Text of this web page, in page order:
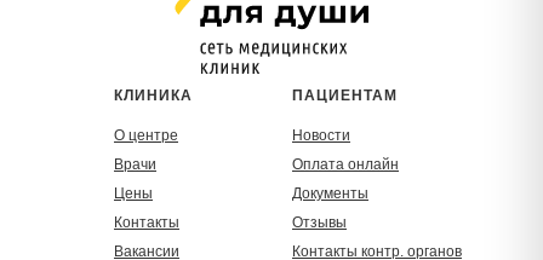
КЛИНИКА
О центре
Врачи
Цены
Контакты
Вакансии
ПАЦИЕНТАМ
Новости
Оплата онлайн
Документы
Отзывы
Контакты контр. органов